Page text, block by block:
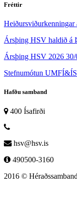
Fréttir
Ársþing HSV haldið á
Ársþing HSV 2026 30/
Stefnumótun
Hafðu samband
400 Ísafirði
hsv@hsv.is
490500-3160
2016 ©